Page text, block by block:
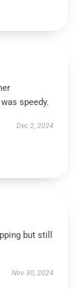
speedy.
Dec 2, 2024
but still
Nov 30, 2024